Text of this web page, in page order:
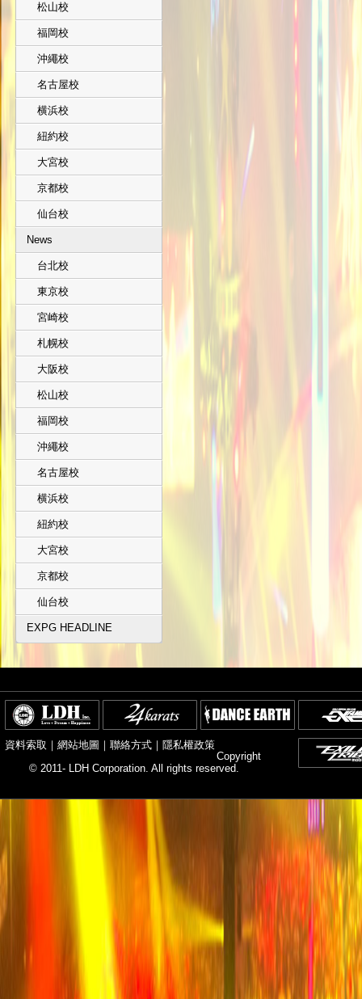
松山校
福岡校
沖繩校
名古屋校
横浜校
紐約校
大宮校
京都校
仙台校
News
台北校
東京校
宮崎校
札幌校
大阪校
松山校
福岡校
沖繩校
名古屋校
横浜校
紐約校
大宮校
京都校
仙台校
EXPG HEADLINE
資料索取 ｜ 網站地圖 ｜ 聯絡方式 ｜ 隱私權政策
Copyright
© 2011- LDH Corporation. All rights reserved.